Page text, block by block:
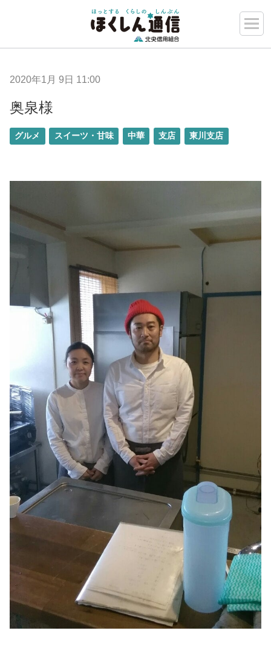
2020年1月 9日 11:00
奥泉様
グルメ スイーツ・甘味 中華 支店 東川支店